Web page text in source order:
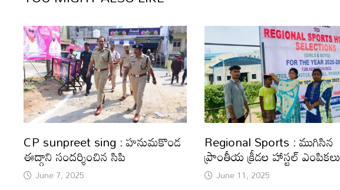
CP sunpreet sing : హనుమకొండ
ఈద్గాని సందర్శించిన సిపి
June 7, 2025
Regional Sports : ముగిసిన
ప్రాంతీయ క్రీడల హాస్టల్ ఎంపికలు
June 11, 2025